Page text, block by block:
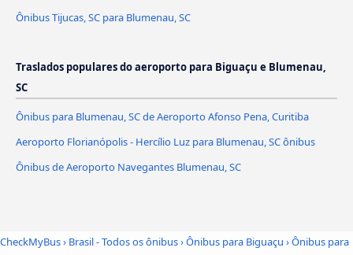
Ônibus Tijucas, SC para Blumenau, SC
Traslados populares do aeroporto para Biguaçu e Blumenau,
SC
Ônibus para Blumenau, SC de Aeroporto Afonso Pena, Curitiba
Aeroporto Florianópolis - Hercílio Luz para Blumenau, SC ônibus
Ônibus de Aeroporto Navegantes Blumenau, SC
CheckMyBus› Brasil - Todos os ônibus›Ônibus para Biguaçu ›Ônibus para